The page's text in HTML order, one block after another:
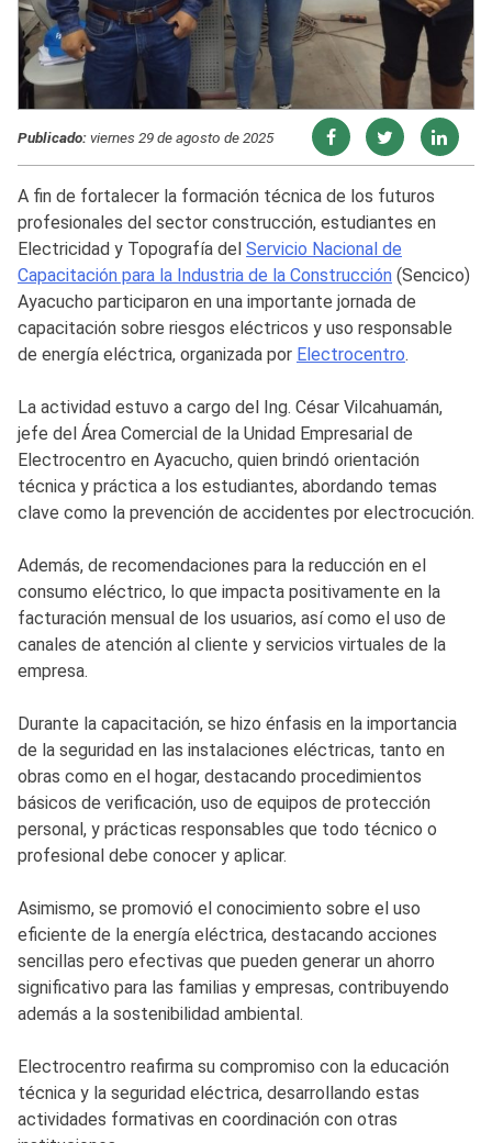
Publicado:viernes 29 de agosto de 2025
A fin de fortalecer la formación técnica de los futuros
profesionales del sector construcción, estudiantes en
Electricidad y Topografía del Servicio Nacional de
Capacitación para la Industria de la Construcción (Sencico)
Ayacucho participaron en una importante jornada de
capacitación sobre riesgos eléctricos y uso responsable
de energía eléctrica, organizada por Electrocentro.
La actividad estuvo a cargo del Ing. César Vilcahuamán,
jefe del Área Comercial de la Unidad Empresarial de
Electrocentro en Ayacucho, quien brindó orientación
técnica y práctica a los estudiantes, abordando temas
clave como la prevención de accidentes por electrocución.
Además, de recomendaciones para la reducción en el
consumo eléctrico, lo que impacta positivamente en la
facturación mensual de los usuarios, así como el uso de
canales de atención al cliente y servicios virtuales de la
empresa.
Durante la capacitación, se hizo énfasis en la importancia
de la seguridad en las instalaciones eléctricas, tanto en
obras como en el hogar, destacando procedimientos
básicos de verificación, uso de equipos de protección
personal, y prácticas responsables que todo técnico o
profesional debe conocer y aplicar.
Asimismo, se promovió el conocimiento sobre el uso
eficiente de la energía eléctrica, destacando acciones
sencillas pero efectivas que pueden generar un ahorro
significativo para las familias y empresas, contribuyendo
además a la sostenibilidad ambiental.
Electrocentro reafirma su compromiso con la educación
técnica y la seguridad eléctrica, desarrollando estas
actividades formativas en coordinación con otras